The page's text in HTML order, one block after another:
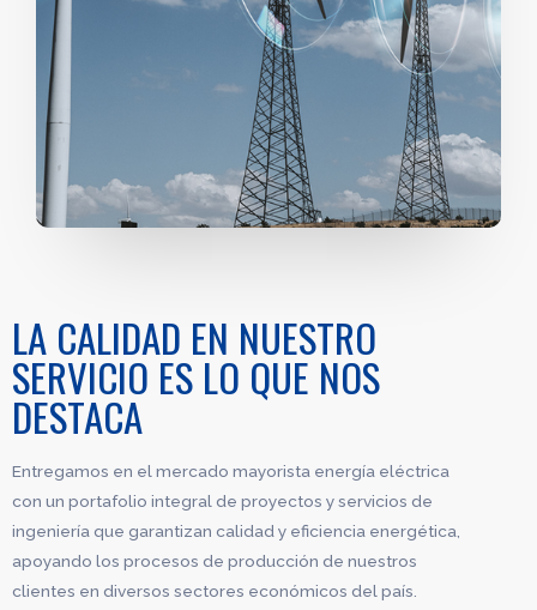
LA CALIDAD EN NUESTRO
SERVICIO ES LO QUE NOS
DESTACA
Entregamos en el mercado mayorista energía eléctrica
con un portafolio integral de proyectos y servicios de
ingeniería que garantizan calidad y eficiencia energética,
apoyando los procesos de producción de nuestros
clientes en diversos sectores económicos del país.